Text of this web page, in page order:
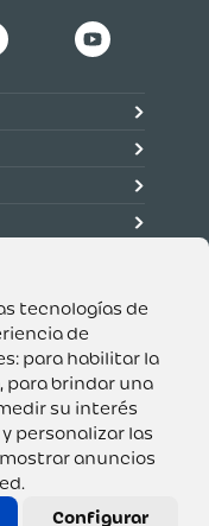
tecnologías de
de
para habilitar la
, para brindar una
su interés
personalizar las
anuncios
.
Configurar
- Nit 890.107.487 -
46-192 local 3-01
S.A. Derechos